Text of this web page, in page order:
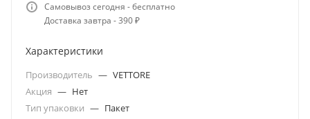
Самовывоз сегодня - бесплатно
Доставка завтра - 390 ₽
Характеристики
Производитель — VETTORE
Акция — Нет
Тип упаковки — Пакет